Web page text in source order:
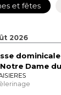
et fêtes
2026
dominicale
Dame